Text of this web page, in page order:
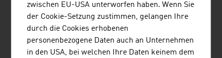
Auch das große Angebot der österreichischen
Lebensmittelbranche an regionalen Produkten leistet
einen wichtigen Beitrag zum Umweltschutz. Erstens
achten die Produzenten besonders auf
Landschaftsschutz und saubere Gewässer, und zweitens
zwischen EU-USA unterworfen haben. Wenn Sie
der Cookie-Setzung zustimmen, gelangen Ihre
durch die Cookies erhobenen
personenbezogene Daten auch an Unternehmen
in den USA, bei welchen Ihre Daten keinem dem